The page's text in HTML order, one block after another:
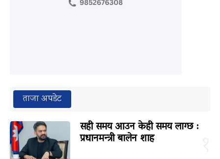
ताजा अपडेट
सही समय आउन केही समय लाग्छ :
प्रधानमन्त्री बालेन शाह